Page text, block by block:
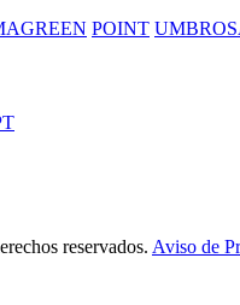
POINT
reservados. Aviso de